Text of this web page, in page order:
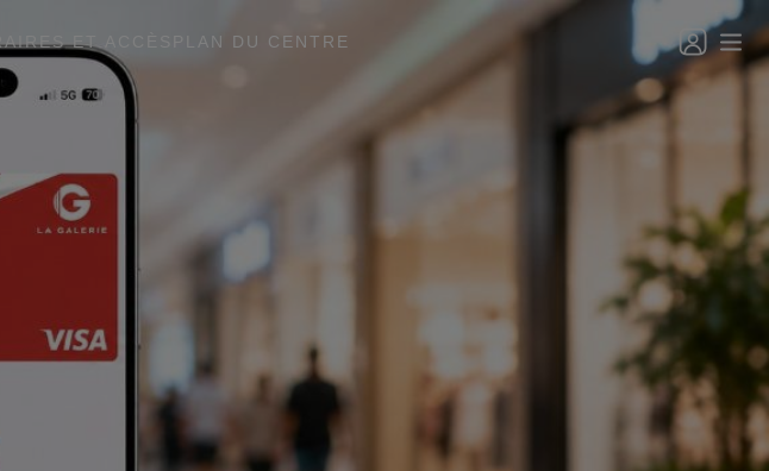
ET ACCÈS PLAN DU CENTRE